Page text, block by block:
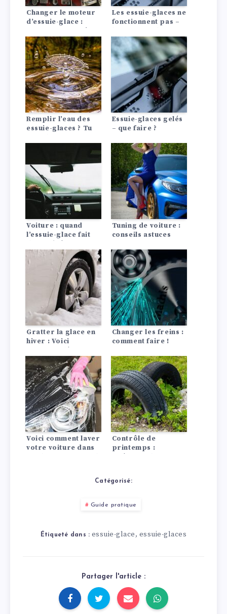
Changer le moteur
d’essuie-glace :
Les essuie-glaces ne
fonctionnent pas –
dysfonctionnement
Remplir l’eau des
essuie-glaces ? Tu
Essuie-glaces gelés
– que faire ?
Voiture : quand
l’essuie-glace fait
Tuning de voiture :
conseils astuces
Gratter la glace en
hiver : Voici
ta voiture !
Changer les freins :
comment faire !
Voici comment laver
votre voiture dans
Contrôle de
printemps :
Catégorisé:
Guide pratique
Étiqueté dans : essuie-glace, essuie-glaces
Partager l'article :